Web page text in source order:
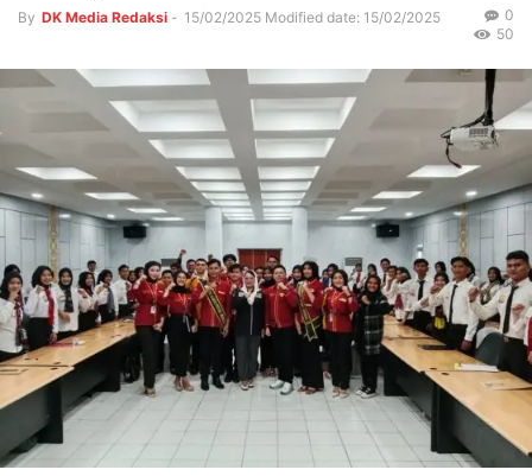
By DK Media Redaksi - 15/02/2025 Modified date: 15/02/2025
0
50